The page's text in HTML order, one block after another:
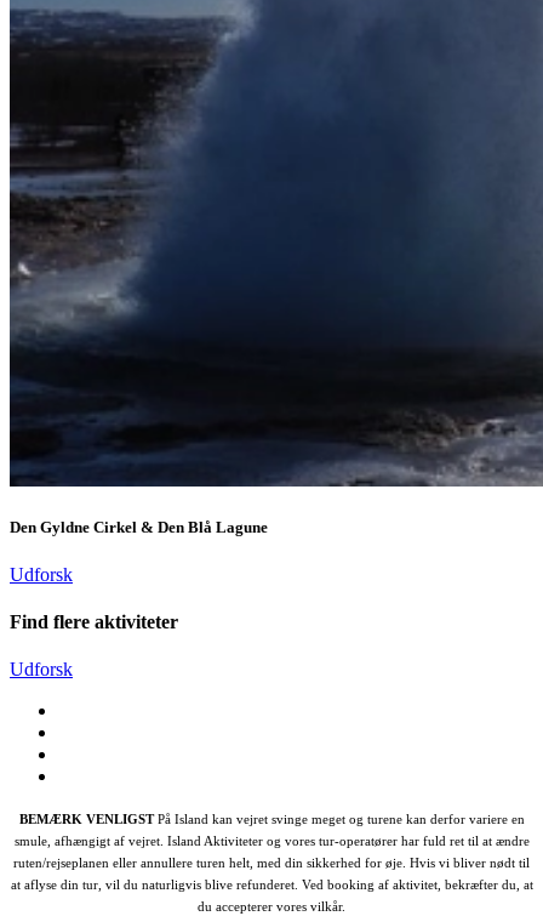
Den Gyldne Cirkel & Den Blå Lagune
Udforsk
Find flere aktiviteter
Udforsk
BEMÆRK VENLIGSTPå Island kan vejret svinge meget og turene kan derfor variere en
smule, afhængigt af vejret. Island Aktiviteter og vores tur-operatører har fuld ret til at ændre
ruten/rejseplanen eller annullere turen helt, med din sikkerhed for øje. Hvis vi bliver nødt til
at aflyse din tur, vil du naturligvis blive refunderet. Ved booking af aktivitet, bekræfter du, at
du accepterer vores vilkår.